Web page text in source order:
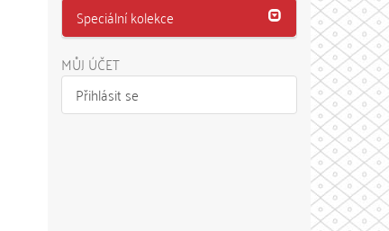
Speciální kolekce
MŮJ ÚČET
Přihlásit se